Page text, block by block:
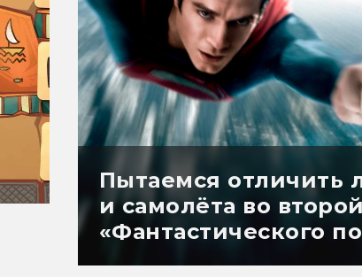
Пытаемся отличить
и самолёта во
«Фантастического